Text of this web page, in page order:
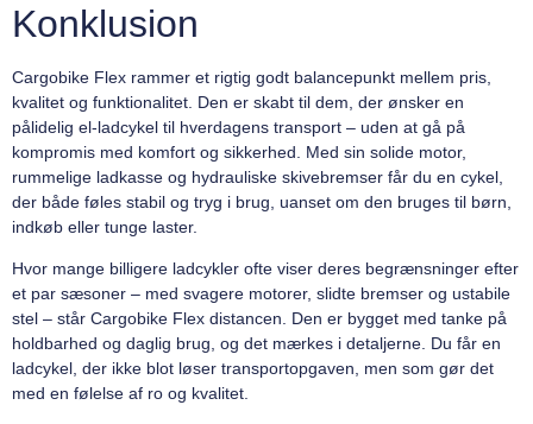
Konklusion
Cargobike Flex rammer et rigtig godt balancepunkt mellem pris,
kvalitet og funktionalitet. Den er skabt til dem, der ønsker en
pålidelig el-ladcykel til hverdagens transport – uden at gå på
kompromis med komfort og sikkerhed. Med sin solide motor,
rummelige ladkasse og hydrauliske skivebremser får du en cykel,
der både føles stabil og tryg i brug, uanset om den bruges til børn,
indkøb eller tunge laster.
Hvor mange billigere ladcykler ofte viser deres begrænsninger efter
et par sæsoner – med svagere motorer, slidte bremser og ustabile
stel – står Cargobike Flex distancen. Den er bygget med tanke på
holdbarhed og daglig brug, og det mærkes i detaljerne. Du får en
ladcykel, der ikke blot løser transportopgaven, men som gør det
med en følelse af ro og kvalitet.